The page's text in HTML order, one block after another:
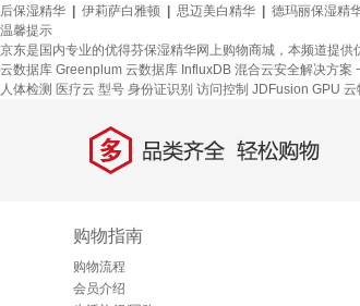
后保湿精华
伊莉萨白雅顿 思迈美白精华 德玛丽保湿精
温馨提示
京东是国内专业的优得芬保湿精华网上购物商城，本频道提
云数据库 Greenplum 云数据库 InfluxDB 混合云安全解决方案
人体检测 医疗云 型号 身份证识别 访问控制 JDFusion GPU 云
多 品类齐全，轻松购物
购物指南
购物流程
会员介绍